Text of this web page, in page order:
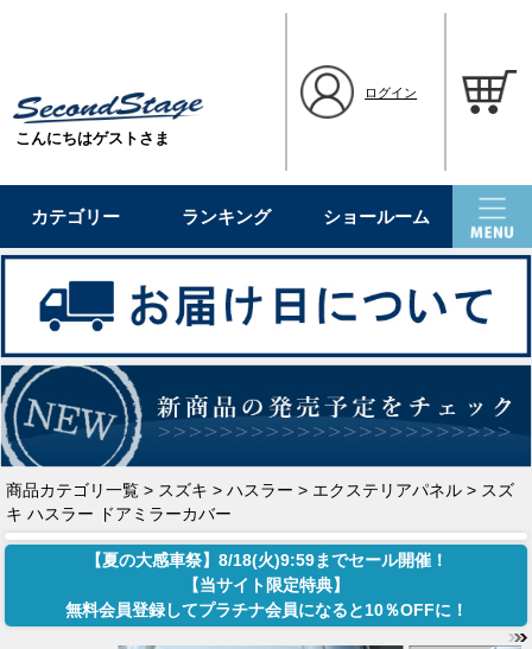
こんにちはゲストさま
ログイン
カテゴリー ランキング ショールーム
商品カテゴリ一覧 > スズキ > ハスラー > エクステリアパネル > スズ
キ ハスラー ドアミラーカバー
【夏の大感車祭】8/18(火)9:59までセール開催！
【当サイト限定特典】
無料会員登録してプラチナ会員になると10％OFFに！